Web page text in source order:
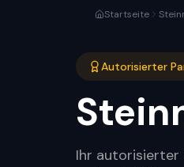
Startseite
Autorisierter
Ihr autorisierter